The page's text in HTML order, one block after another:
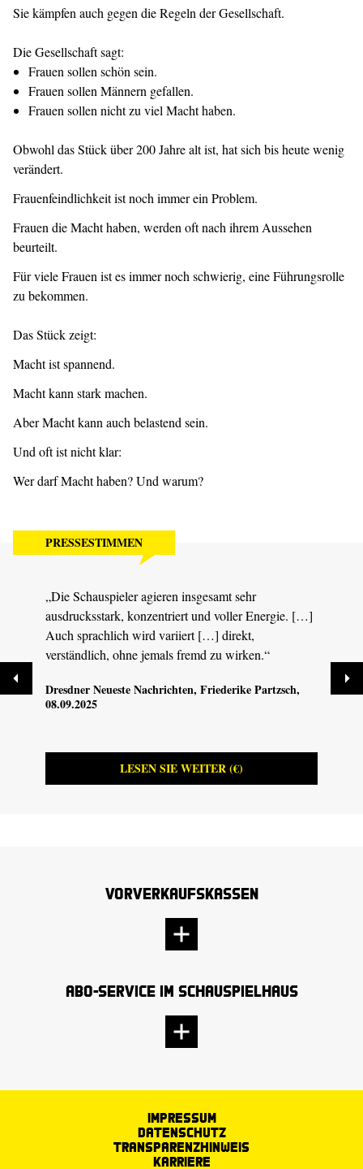
Sie kämpfen auch gegen die Regeln der Gesellschaft.
Die Gesellschaft sagt:
Frauen sollen schön sein.
Frauen sollen Männern gefallen.
Frauen sollen nicht zu viel Macht haben.
Obwohl das Stück über 200 Jahre alt ist, hat sich bis heute wenig
verändert.
Frauenfeindlichkeit ist noch immer ein Problem.
Frauen die Macht haben, werden oft nach ihrem Aussehen
beurteilt.
Für viele Frauen ist es immer noch schwierig, eine Führungsrolle
zu bekommen.
Das Stück zeigt:
Macht ist spannend.
Macht kann stark machen.
Aber Macht kann auch belastend sein.
Und oft ist nicht klar:
Wer darf Macht haben? Und warum?
PRESSESTIMMEN
„Die Schauspieler agieren insgesamt sehr
ausdrucksstark, konzentriert und voller Energie. […]
Auch sprachlich wird variiert […] direkt,
verständlich, ohne jemals fremd zu wirken.“
Dresdner Neueste Nachrichten, Friederike Partzsch,
08.09.2025
LESEN SIE WEITER (€)
das
Vorverkaufskassen
Abo-Service im Schauspielhaus
Impressum
Datenschutz
Transparenzhinweis
Karriere